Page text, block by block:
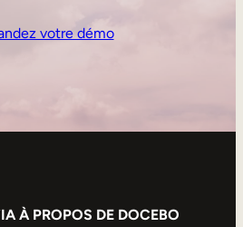
votre démo
À PROPOS DE DOCEBO